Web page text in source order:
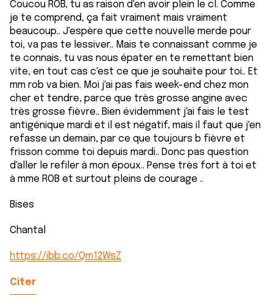
Coucou ROB, tu as raison d'en avoir plein le cl. Comme
je te comprend, ça fait vraiment mais vraiment
beaucoup.. J'espère que cette nouvelle merde pour
toi, va pas te lessiver.. Mais te connaissant comme je
te connais, tu vas nous épater en te remettant bien
vite, en tout cas c'est ce que je souhaite pour toi.. Et
mm rob va bien. Moi j'ai pas fais week-end chez mon
cher et tendre, parce que très grosse angine avec
très grosse fièvre.. Bien évidemment j'ai fais le test
antigénique mardi et il est négatif, mais il faut que j'en
refasse un demain, par ce que toujours b fièvre et
frisson comme toi depuis mardi.. Donc pas question
d'aller le refiler à mon époux.. Pense très fort à toi et
à mme ROB et surtout pleins de courage ..
Bises
Chantal
https://ibb.co/Qm12WsZ
Citer